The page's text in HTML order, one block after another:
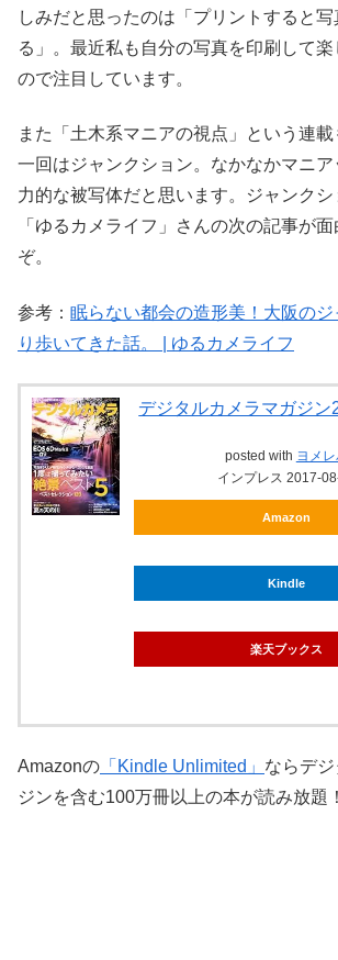
しみだと思ったのは「プリントすると
る」。最近私も自分の写真を印刷して
ので注目しています。
また「土木系マニアの視点」という連
一回はジャンクション。なかなかマニ
力的な被写体だと思います。ジャンク
「ゆるカメライフ」さんの次の記事が
ぞ。
参考： 眠らない都会の造形美！大阪の
り歩いてきた話。 | ゆるカメライフ
デジタルカメラマガジン
posted with ヨメ
インプレス 2017-
Amazon
Kindle
楽天ブックス
Amazonの 「Kindle Unlimited」 ならデ
ジンを含む100万冊以上の本が読み放題！